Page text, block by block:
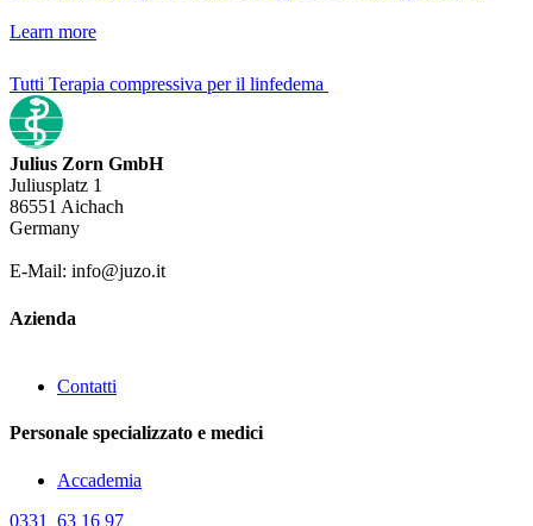
Learn more
Tutti Terapia compressiva per il linfedema
Julius Zorn GmbH
Juliusplatz 1
86551 Aichach
Germany
E-Mail: info@juzo.it
Azienda
Contatti
Personale specializzato e medici
Accademia
0331 63 16 97